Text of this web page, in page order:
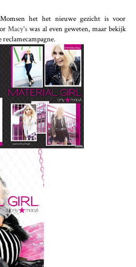
het het nieuwe gezicht is voor
Macy'swas al even geweten, maar bekijk
reclamecampagne.